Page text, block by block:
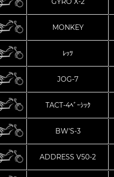
MONKEY
ﾚｯﾂ
JOG-7
TACT-4ﾍﾞｰｼｯｸ
BW'S-3
ADDRESS V50-2